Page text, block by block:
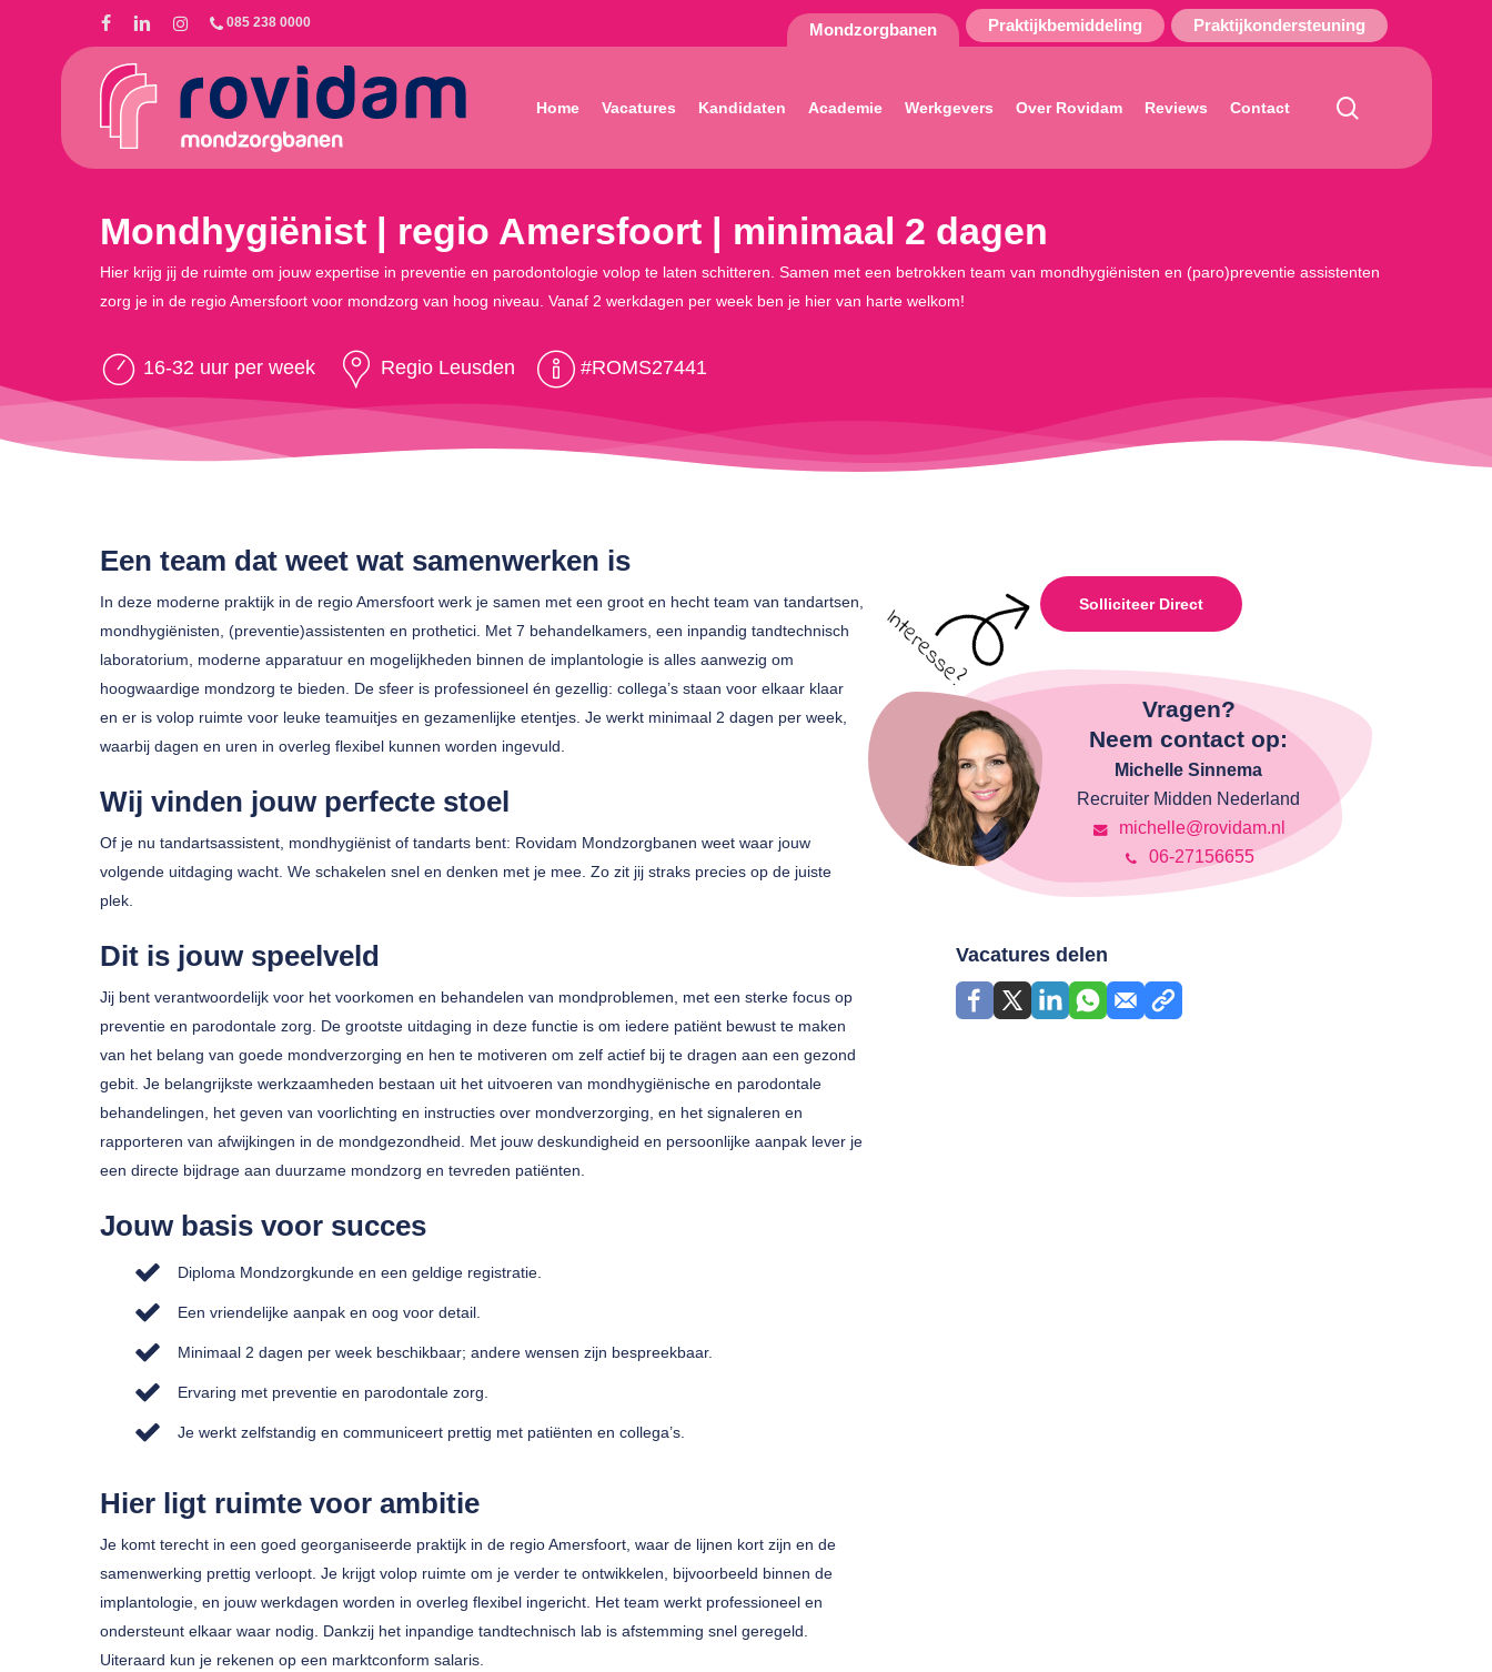
085 238 0000 Mondzorgbanen Praktijkbemiddeling Praktijkondersteuning
Druk op enter om te zoeken of ESC om te sluiten
Home Vacatures Kandidaten Academie Werkgevers Over Rovidam Reviews Contact
Mondhygiënist | regio Amersfoort | minimaal 2 dagen
Hier krijg jij de ruimte om jouw expertise in preventie en parodontologie volop te laten schitteren. Samen met een betrokken team van mondhygiënisten en (paro)preventie assistenten
zorg je in de regio Amersfoort voor mondzorg van hoog niveau. Vanaf 2 werkdagen per week ben je hier van harte welkom!
16-32 uur per week Regio Leusden #ROMS27441
Een team dat weet wat samenwerken is
In deze moderne praktijk in de regio Amersfoort werk je samen met een groot en hecht team van tandartsen,
mondhygiënisten, (preventie)assistenten en prothetici. Met 7 behandelkamers, een inpandig tandtechnisch
laboratorium, moderne apparatuur en mogelijkheden binnen de implantologie is alles aanwezig om
hoogwaardige mondzorg te bieden. De sfeer is professioneel én gezellig: collega’s staan voor elkaar klaar
en er is volop ruimte voor leuke teamuitjes en gezamenlijke etentjes. Je werkt minimaal 2 dagen per week,
waarbij dagen en uren in overleg flexibel kunnen worden ingevuld.
Wij vinden jouw perfecte stoel
Of je nu tandartsassistent, mondhygiënist of tandarts bent: Rovidam Mondzorgbanen weet waar jouw
volgende uitdaging wacht. We schakelen snel en denken met je mee. Zo zit jij straks precies op de juiste
plek.
Dit is jouw speelveld
Jij bent verantwoordelijk voor het voorkomen en behandelen van mondproblemen, met een sterke focus op
preventie en parodontale zorg. De grootste uitdaging in deze functie is om iedere patiënt bewust te maken
van het belang van goede mondverzorging en hen te motiveren om zelf actief bij te dragen aan een gezond
gebit. Je belangrijkste werkzaamheden bestaan uit het uitvoeren van mondhygiënische en parodontale
behandelingen, het geven van voorlichting en instructies over mondverzorging, en het signaleren en
rapporteren van afwijkingen in de mondgezondheid. Met jouw deskundigheid en persoonlijke aanpak lever je
een directe bijdrage aan duurzame mondzorg en tevreden patiënten.
Jouw basis voor succes
Diploma Mondzorgkunde en een geldige registratie.
Een vriendelijke aanpak en oog voor detail.
Minimaal 2 dagen per week beschikbaar; andere wensen zijn bespreekbaar.
Ervaring met preventie en parodontale zorg.
Je werkt zelfstandig en communiceert prettig met patiënten en collega’s.
Hier ligt ruimte voor ambitie
Je komt terecht in een goed georganiseerde praktijk in de regio Amersfoort, waar de lijnen kort zijn en de
samenwerking prettig verloopt. Je krijgt volop ruimte om je verder te ontwikkelen, bijvoorbeeld binnen de
implantologie, en jouw werkdagen worden in overleg flexibel ingericht. Het team werkt professioneel en
ondersteunt elkaar waar nodig. Dankzij het inpandige tandtechnisch lab is afstemming snel geregeld.
Uiteraard kun je rekenen op een marktconform salaris.
Solliciteer Direct
Vragen?
Neem contact op:
Michelle Sinnema
Recruiter Midden Nederland
michelle@rovidam.nl
06-27156655
Vacatures delen